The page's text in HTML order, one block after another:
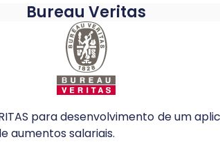
Bureau Veritas
para desenvolvimento de um
aumentos salariais.